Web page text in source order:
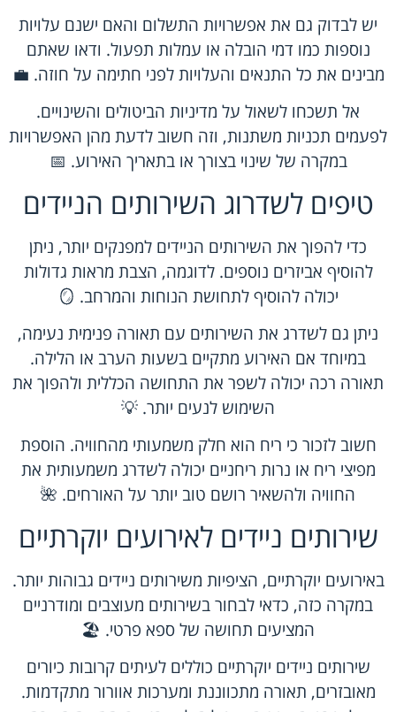
יש לבדוק גם את אפשרויות התשלום והאם ישנם עלויות
נוספות כמו דמי הובלה או עמלות תפעול. ודאו שאתם
מבינים את כל התנאים והעלויות לפני חתימה על חוזה. 💼
אל תשכחו לשאול על מדיניות הביטולים והשינויים.
לפעמים תכניות משתנות, וזה חשוב לדעת מהן האפשרויות
במקרה של שינוי בצורך או בתאריך האירוע. 📅
טיפים לשדרוג השירותים הניידים
כדי להפוך את השירותים הניידים למפנקים יותר, ניתן
להוסיף אביזרים נוספים. לדוגמה, הצבת מראות גדולות
יכולה להוסיף לתחושת הנוחות והמרחב. 🪞
ניתן גם לשדרג את השירותים עם תאורה פנימית נעימה,
במיוחד אם האירוע מתקיים בשעות הערב או הלילה.
תאורה רכה יכולה לשפר את התחושה הכללית ולהפוך את
השימוש לנעים יותר. 💡
חשוב לזכור כי ריח הוא חלק משמעותי מהחוויה. הוספת
מפיצי ריח או נרות ריחניים יכולה לשדרג משמעותית את
החוויה ולהשאיר רושם טוב יותר על האורחים. 🌺
שירותים ניידים לאירועים יוקרתיים
באירועים יוקרתיים, הציפיות משירותים ניידים גבוהות יותר.
במקרה כזה, כדאי לבחור בשירותים מעוצבים ומודרניים
המציעים תחושה של ספא פרטי. 🏖️
שירותים ניידים יוקרתיים כוללים לעיתים קרובות כיורים
מאובזרים, תאורה מתכווננת ומערכות אוורור מתקדמות.